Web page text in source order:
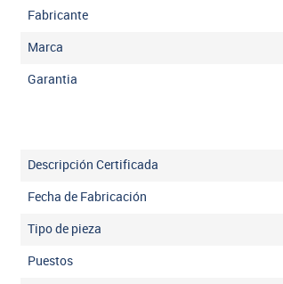
Fabricante
Marca
Garantia
Descripción Certificada
Fecha de Fabricación
Tipo de pieza
Puestos